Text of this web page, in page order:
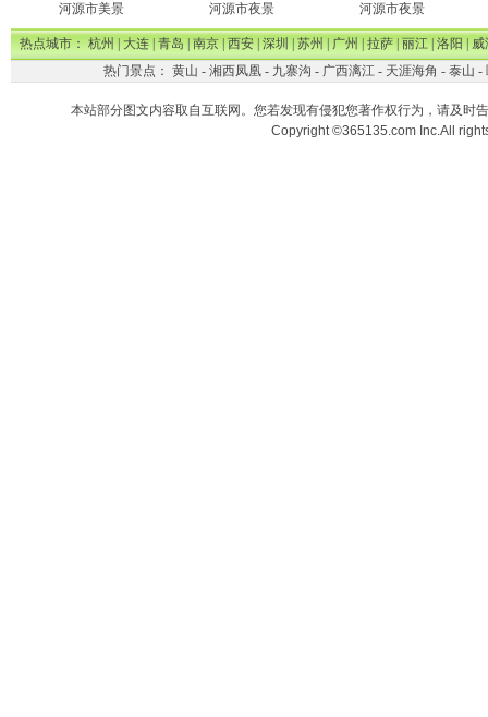
河源市美景 河源市夜景 河源市夜景
热点城市：杭州|大连|青岛|南京|西安|深圳|苏州|广州|拉萨|丽江|洛阳|威
热门景点： 黄山 - 湘西凤凰- 九寨沟 - 广西漓江- 天涯海角 - 泰山 -
本站部分图文内容取自互联网。您若发现有侵犯您著作权行为，请及时
Copyright ©365135.com Inc.All